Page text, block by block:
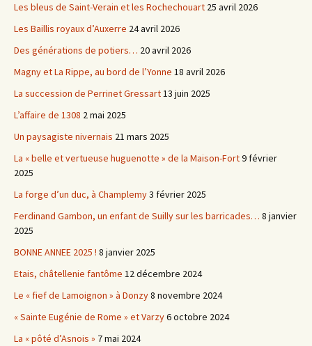
Les bleus de Saint-Verain et les Rochechouart 25 avril 2026
Les Baillis royaux d’Auxerre 24 avril 2026
Des générations de potiers… 20 avril 2026
Magny et La Rippe, au bord de l’Yonne 18 avril 2026
La succession de Perrinet Gressart13 juin 2025
L’affaire de 1308 2 mai 2025
Un paysagiste nivernais 21 mars 2025
La « belle et vertueuse huguenotte » de la Maison-Fort9 février
2025
La forge d’un duc, à Champlemy3 février 2025
Ferdinand Gambon, un enfant de Suilly sur les barricades… 8 janvier
2025
BONNE ANNEE 2025 ! 8 janvier 2025
Etais, châtellenie fantôme 12 décembre 2024
Le « fief de Lamoignon » à Donzy8 novembre 2024
« Sainte Eugénie de Rome » et Varzy6 octobre 2024
La « pôté d’Asnois » 7 mai 2024